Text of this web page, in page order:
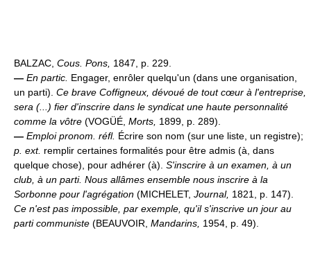
BALZAC, Cous. Pons, 1847, p. 229.
— En partic. Engager, enrôler quelqu'un (dans une organisation,
un parti). Ce brave Coffigneux, dévoué de tout cœur à l'entreprise,
sera (...) fier d'inscrire dans le syndicat une haute personnalité
comme la vôtre (VOGÜÉ, Morts, 1899, p. 289).
— Emploi pronom. réfl. Écrire son nom (sur une liste, un registre);
p. ext. remplir certaines formalités pour être admis (à, dans
quelque chose), pour adhérer (à). S'inscrire à un examen, à un
club, à un parti. Nous allâmes ensemble nous inscrire à la
Sorbonne pour l'agrégation (MICHELET, Journal, 1821, p. 147).
Ce n'est pas impossible, par exemple, qu'il s'inscrive un jour au
parti communiste (BEAUVOIR, Mandarins, 1954, p. 49).